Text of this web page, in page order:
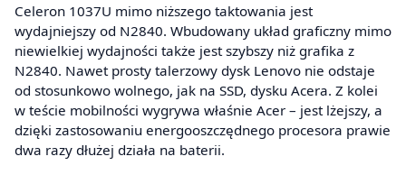
Celeron 1037U mimo niższego taktowania jest
wydajniejszy od N2840. Wbudowany układ graficzny mimo
niewielkiej wydajności także jest szybszy niż grafika z
N2840. Nawet prosty talerzowy dysk Lenovo nie odstaje
od stosunkowo wolnego, jak na SSD, dysku Acera. Z kolei
w teście mobilności wygrywa właśnie Acer – jest lżejszy, a
dzięki zastosowaniu energooszczędnego procesora prawie
dwa razy dłużej działa na baterii.